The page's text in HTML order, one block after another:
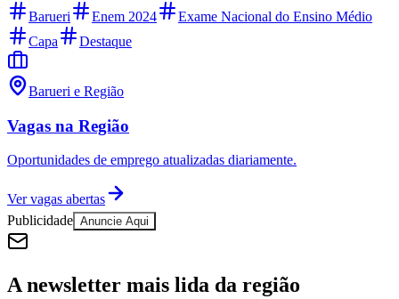
Barueri Enem 2024
Exame Nacional do Ensino Médio
Capa
Destaque
Barueri e Região
Vagas na Região
Oportunidades de emprego atualizadas diariamente.
Ver vagas abertas
Publicidade Anuncie Aqui
A newsletter mais lida da região